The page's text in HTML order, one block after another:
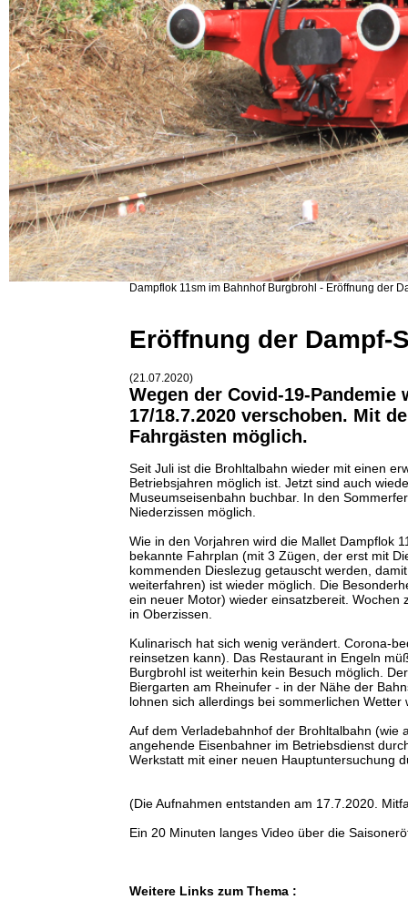
Dampflok 11sm im Bahnhof Burgbrohl - Eröffnung der
Eröffnung der Dampf-
(21.07.2020)
Wegen der Covid-19-
17/18.7.2020 verschoben. Mit
Fahrgästen möglich.
Seit Juli ist die Brohltalbahn wieder mit einen
Betriebsjahren möglich ist. Jetzt sind auch
Museumseisenbahn buchbar. In den
Niederzissen möglich.
Wie in den Vorjahren wird die Mallet Dampflok
bekannte Fahrplan (mit 3 Zügen, der erst mit
kommenden Dieslezug getauscht werden,
weiterfahren) ist wieder möglich. Die
ein neuer Motor) wieder einsatzbereit. Wochen
in Oberzissen.
Kulinarisch hat sich wenig verändert. Corona-
reinsetzen kann). Das Restaurant in Engeln
Burgbrohl ist weiterhin kein Besuch möglich.
Biergarten am Rheinufer - in der Nähe der
lohnen sich allerdings bei sommerlichen Wetter
Auf dem Verladebahnhof der Brohltalbahn
angehende Eisenbahner im Betriebsdienst
Werkstatt mit einer neuen Hauptuntersuchung
(Die Aufnahmen entstanden am 17.7.2020.
Ein 20 Minuten langes Video über die
Weitere Links zum Thema :